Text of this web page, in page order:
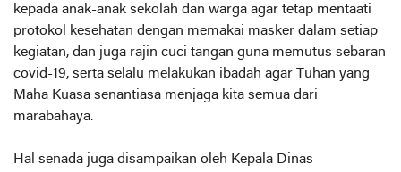
kepada anak-anak sekolah dan warga agar tetap mentaati
protokol kesehatan dengan memakai masker dalam setiap
kegiatan, dan juga rajin cuci tangan guna memutus sebaran
covid-19, serta selalu melakukan ibadah agar Tuhan yang
Maha Kuasa senantiasa menjaga kita semua dari
marabahaya.
Hal senada juga disampaikan oleh Kepala Dinas